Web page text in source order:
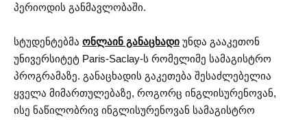
პერიოდის განმავლობაში.
სტუდენტებმა ონლაინ განაცხადი უნდა გააკეთონ
უნივერსიტეტ Paris-Saclay-ს რომელიმე სამაგისტრო
პროგრამაზე. განაცხადის გაკეთება შესაძლებელია
ყველა მიმართულებაზე, როგორც ინგლისურენოვან,
ისე ნაწილობრივ ინგლისურენოვან სამაგისტრო